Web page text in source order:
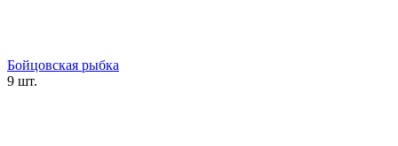
Бойцовская рыбка
9 шт.